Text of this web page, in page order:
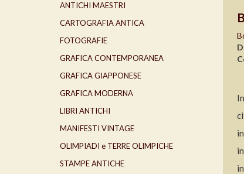
ANTICHI MAESTRI
CARTOGRAFIA ANTICA
FOTOGRAFIE
GRAFICA CONTEMPORANEA
GRAFICA GIAPPONESE
GRAFICA MODERNA
LIBRI ANTICHI
MANIFESTI VINTAGE
OLIMPIADI e TERRE OLIMPICHE
STAMPE ANTICHE